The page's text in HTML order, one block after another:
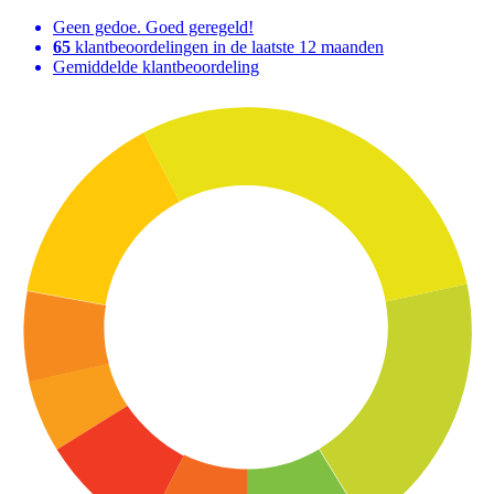
Geen gedoe. Goed geregeld!
65 klantbeoordelingen in de laatste 12 maanden
Gemiddelde klantbeoordeling